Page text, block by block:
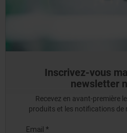
Inscrivez-vous
newsletter
Recevez en avant-première
produits et les notifications de